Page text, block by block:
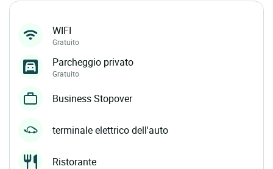
WIFI
Gratuito
Parcheggio privato
Gratuito
Business Stopover
terminale elettrico dell'auto
Ristorante